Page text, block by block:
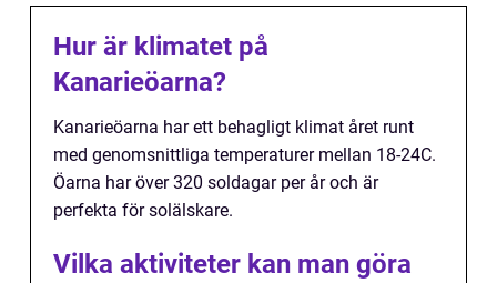
Hur är klimatet på
Kanarieöarna?
Kanarieöarna har ett behagligt klimat året runt
med genomsnittliga temperaturer mellan 18-24C.
Öarna har över 320 soldagar per år och är
perfekta för solälskare.
Vilka aktiviteter kan man göra